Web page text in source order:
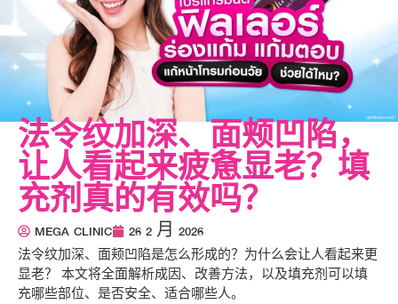
法令纹加深、面颊凹陷，
让人看起来疲惫显老？填
充剂真的有效吗？
MEGA CLINIC 26 2 月 2026
法令纹加深、面颊凹陷是怎么形成的？为什么会让人看起来更
显老？ 本文将全面解析成因、改善方法，以及填充剂可以填
充哪些部位、是否安全、适合哪些人。